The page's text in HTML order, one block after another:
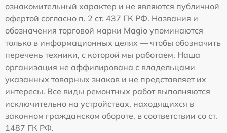
ознакомительный характер и не являются публичной
офертой согласно п. 2 ст. 437 ГК РФ. Названия и
обозначения торговой марки Magio упоминаются
только в информационных целях — чтобы обозначить
перечень техники, с которой мы работаем. Наша
организация не аффилирована с владельцами
указанных товарных знаков и не представляет их
интересы. Все виды ремонтных работ выполняются
исключительно на устройствах, находящихся в
законном гражданском обороте, в соответствии со ст.
1487 ГК РФ.